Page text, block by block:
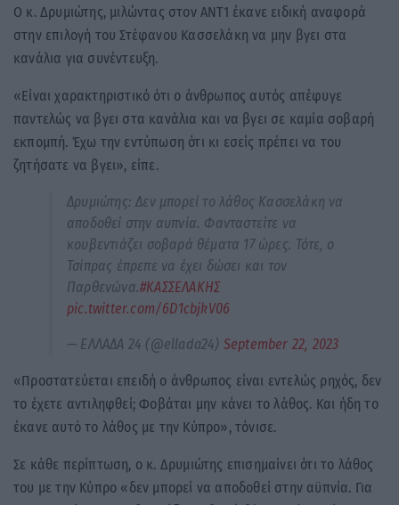
Ο κ. Δρυμιώτης, μιλώντας στον ΑΝΤ1 έκανε ειδική αναφορά
στην επιλογή του Στέφανου Κασσελάκη να μην βγει στα
κανάλια για συνέντευξη.
«Είναι χαρακτηριστικό ότι ο άνθρωπος αυτός απέφυγε
παντελώς να βγει στα κανάλια και να βγει σε καμία σοβαρή
εκπομπή. Έχω την εντύπωση ότι κι εσείς πρέπει να του
ζητήσατε να βγει», είπε.
Δρυμιώτης: Δεν μπορεί το λάθος Κασσελάκη να
αποδοθεί στην αυπνία. Φανταστείτε να
κουβεντιάζει σοβαρά θέματα 17 ώρες. Τότε, ο
Τσίπρας έπρεπε να έχει δώσει και τον
Παρθενώνα.#ΚΑΣΣΕΛΑΚΗΣ
pic.twitter.com/6D1cbjkV06
— ΕΛΛΑΔΑ 24 (@ellada24) September 22, 2023
«Προστατεύεται επειδή ο άνθρωπος είναι εντελώς ρηχός, δεν
το έχετε αντιληφθεί; Φοβάται μην κάνει το λάθος. Και ήδη το
έκανε αυτό το λάθος με την Κύπρο», τόνισε.
Σε κάθε περίπτωση, ο κ. Δρυμιώτης επισημαίνει ότι το λάθος
του με την Κύπρο «δεν μπορεί να αποδοθεί στην αϋπνία. Για